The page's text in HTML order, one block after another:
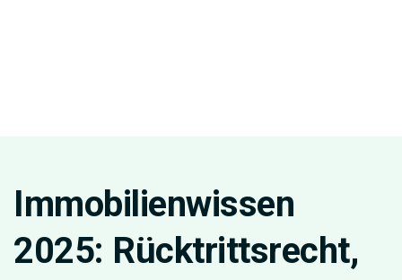
Immobilienwissen
2025: Rücktrittsrecht,